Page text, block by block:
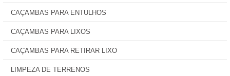
CAÇAMBAS PARA ENTULHOS
CAÇAMBAS PARA LIXOS
CAÇAMBAS PARA RETIRAR LIXO
LIMPEZA DE TERRENOS